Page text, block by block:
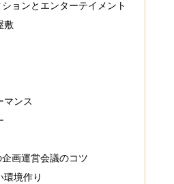
ョンとエンターテイメント
敷
マンス
画運営会議のコツ
環境作り